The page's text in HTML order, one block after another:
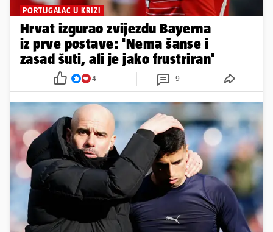
PORTUGALAC U KRIZI
Hrvat izgurao zvijezdu Bayerna
iz prve postave: 'Nema šanse i
zasad šuti, ali je jako frustriran'
4 9